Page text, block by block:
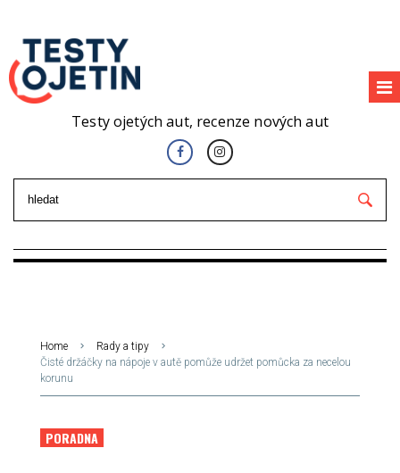
Testy ojetých aut, recenze nových aut
Home
Rady a tipy
Čisté držáčky na nápoje v autě pomůže udržet pomůcka za necelou
korunu
PORADNA